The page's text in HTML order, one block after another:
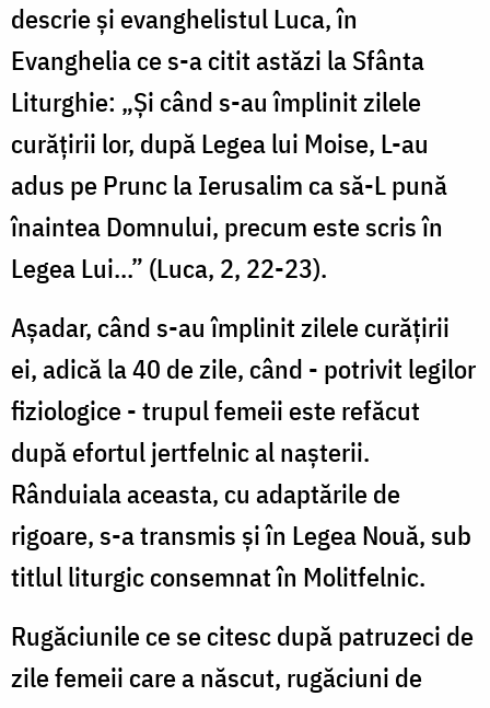
descrie şi evanghelistul Luca, în
Evanghelia ce s-a citit astăzi la Sfânta
Liturghie: „Şi când s-au împlinit zilele
curăţirii lor, după Legea lui Moise, L-au
adus pe Prunc la Ierusalim ca să-L pună
înaintea Domnului, precum este scris în
Legea Lui...” (Luca, 2, 22-23).
Aşadar, când s-au împlinit zilele curăţirii
ei, adică la 40 de zile, când - potrivit legilor
fiziologice - trupul femeii este refăcut
după efortul jertfelnic al naşterii.
Rânduiala aceasta, cu adaptările de
rigoare, s-a transmis şi în Legea Nouă, sub
titlul liturgic consemnat în Molitfelnic.
Rugăciunile ce se citesc după patruzeci de
zile femeii care a născut, rugăciuni de